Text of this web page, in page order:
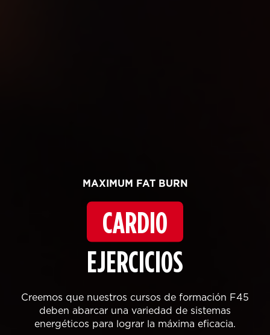
MAXIMUM FAT BURN
CARDIO
EJERCICIOS
Creemos que nuestros cursos de formación F45
deben abarcar una variedad de sistemas
energéticos para lograr la máxima eficacia.